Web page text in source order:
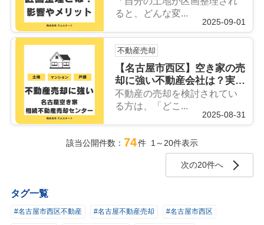
空き家・相続不動産売却セン
ると、どんな変...
2025-09-01
不動産売却
【名古屋市西区】空き家の売
却に強い不動産会社は？実績
豊富な【名古屋空き家・相続
不動産売却センター】をご紹
不動産の売却を検討されてい
る方は、「どこ...
2025-08-31
該当公開件数： 74件 1～20件表示
次の20件へ
タグ一覧
#名古屋市西区不動産 #名古屋不動産売却 #名古屋市西区